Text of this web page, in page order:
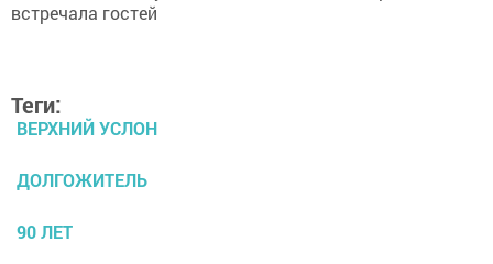
Теги:
ВЕРХНИЙ УСЛОН
ДОЛГОЖИТЕЛЬ
90 ЛЕТ